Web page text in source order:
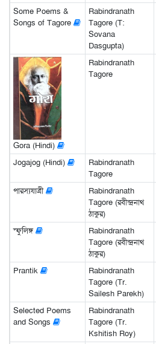
Some Poems &
Songs of Tagore
Rabindranath
Tagore (T:
Sovana
Dasgupta)
Gora (Hindi)
Rabindranath
Tagore
Jogajog (Hindi)
Rabindranath
Tagore
পারস্যযাত্রী
Rabindranath
Tagore (রবীন্দ্রনাথ
ঠাকুর)
স্ফুলিঙ্গ
Rabindranath
Tagore (রবীন্দ্রনাথ
ঠাকুর)
Prantik
Rabindranath
Tagore (Tr.
Sailesh Parekh)
Selected Poems
and Songs
Rabindranath
Tagore (Tr.
Kshitish Roy)